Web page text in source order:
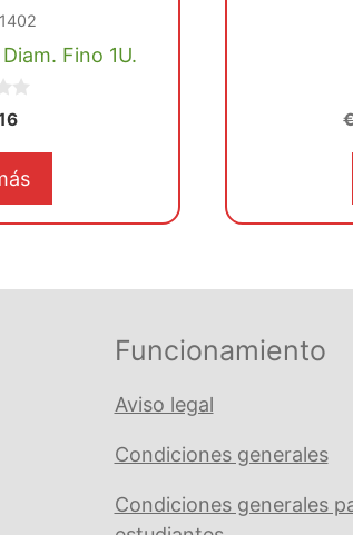
Fino 1U.
Funcionamiento
Aviso legal
Condiciones generales
Condiciones generales